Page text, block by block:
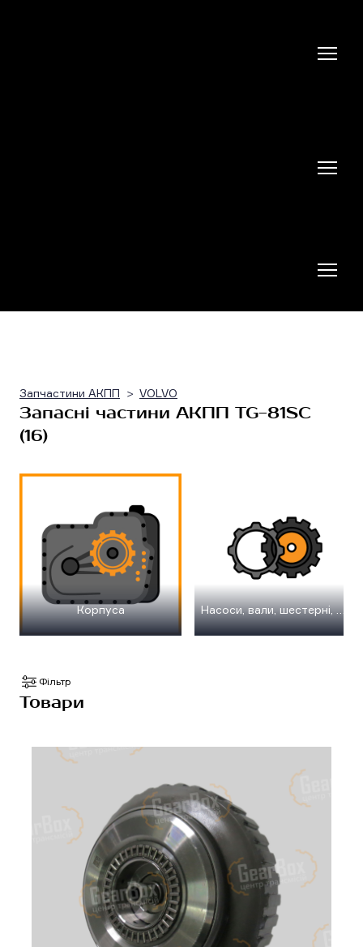
Запчастини АКПП VOLVO
Запасні частини АКПП TG-81SC
(16)
Корпуса Насоси, вали, шестерні, планетарні передачі
Фільтр
Товари